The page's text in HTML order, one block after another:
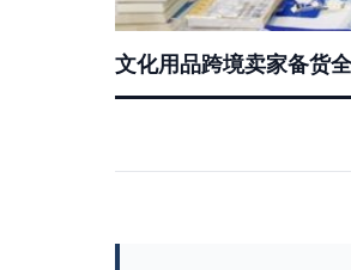
文化用品跨境卖家备货